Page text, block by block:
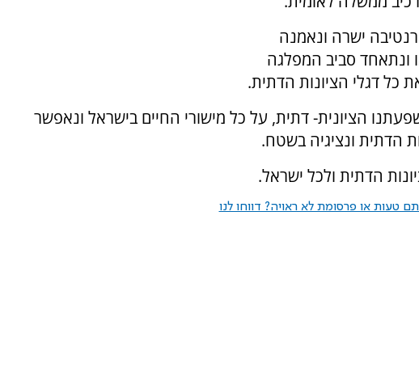
ישרה ונאמנה
ונתאחד סביב המפלגה
כל דגלי הציונות הדתית.
הציונית- דתית, על כל מישורי החיים בישראל ונאפשר
הדתית ונציגיה בשטח.
הדתית ולכל ישראל.
טעות או פרסומת לא ראויה? דווחו לנו